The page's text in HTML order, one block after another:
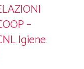
–
Igiene